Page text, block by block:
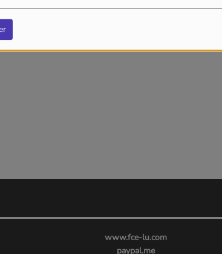
www.fce-lu.com
paypal.me